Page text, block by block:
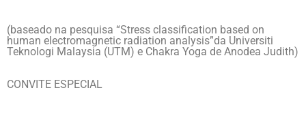
(baseado na pesquisa “Stress classification based on
human electromagnetic radiation analysis”da Universiti
Teknologi Malaysia (UTM) e Chakra Yoga de Anodea Judith)
CONVITE ESPECIAL